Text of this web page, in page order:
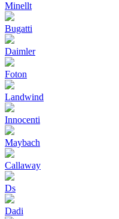
Minellt
Bugatti
Daimler
Foton
Landwind
Innocenti
Maybach
Callaway
Ds
Dadi